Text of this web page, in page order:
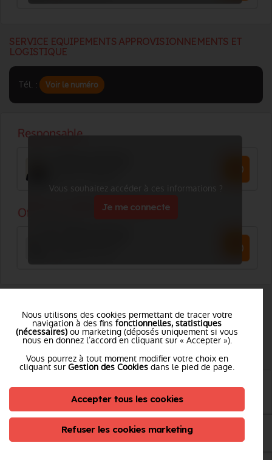
SERVICE EQUIPEMENTS APPROVISIONNEMENTS ET
LOGISTIQUE
Tél. : Voir le numéro
Vous souhaitez accéder à ces informations ?
Je me connecte
Tél. : Voir le numéro
Vous souhaitez accéder à ces informations ?
Nous utilisons des cookies permettant de tracer votre
navigation à des fins fonctionnelles, statistiques
(nécessaires) ou marketing (déposés uniquement si vous
nous en donnez l’accord en cliquant sur « Accepter »).
Vous pourrez à tout moment modifier votre choix en
cliquant sur Gestion des Cookies dans le pied de page.
Accepter tous les cookies
Refuser les cookies marketing